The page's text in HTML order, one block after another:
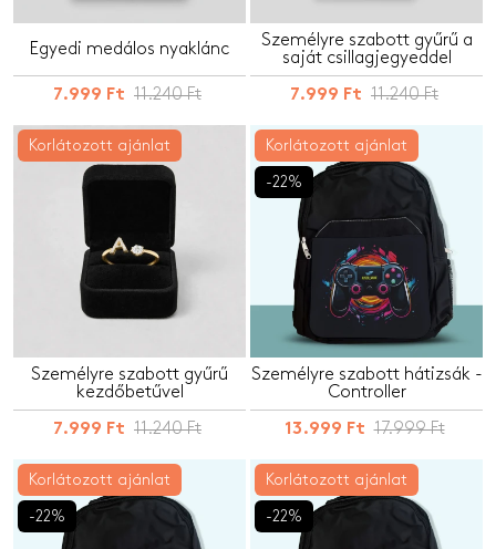
Egyedi medálos nyaklánc
7.999 Ft 11.240 Ft
Személyre szabott gyűrű a
saját csillagjegyeddel
7.999 Ft 11.240 Ft
Korlátozott ajánlat
Személyre szabott gyűrű
kezdőbetűvel
7.999 Ft 11.240 Ft
Korlátozott ajánlat
-22%
Személyre szabott hátizsák -
Controller
13.999 Ft 17.999 Ft
Korlátozott ajánlat
-22%
Korlátozott ajánlat
-22%